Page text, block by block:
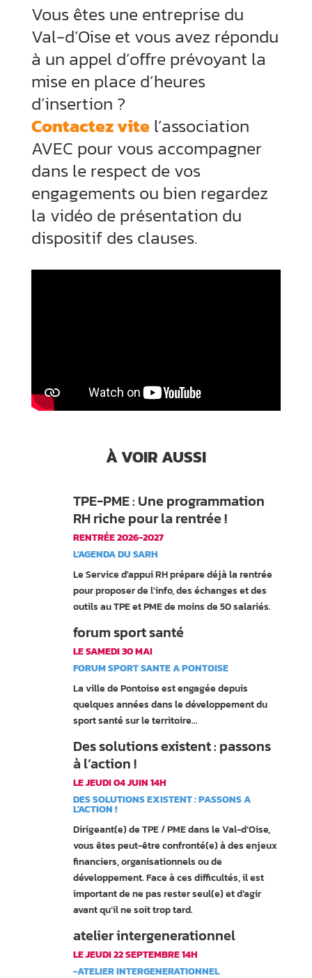
Vous êtes une entreprise du
Val-d’Oise et vous avez répondu
à un appel d’offre prévoyant la
mise en place d’heures
d’insertion ?
Contactez vitel’association
AVEC pour vous accompagner
dans le respect de vos
engagements ou bien regardez
la vidéo de présentation du
dispositif des clauses.
À VOIR AUSSI
TPE-PME : Une programmation
RH riche pour la rentrée !
RENTRÉE 2026-2027
L'AGENDA DU SARH
Le Service d'appui RH prépare déjà la rentrée
pour proposer de l'info, des échanges et des
outils au TPE et PME de moins de 50 salariés.
forum sport santé
LE SAMEDI 30 MAI
FORUM SPORT SANTE A PONTOISE
La ville de Pontoise est engagée depuis
quelques années dans le développement du
sport santé sur le territoire...
Des solutions existent : passons
à l’action !
LE JEUDI 04 JUIN 14H
DES SOLUTIONS EXISTENT : PASSONS A
L'ACTION !
Dirigeant(e) de TPE / PME dans le Val-d’Oise,
vous êtes peut-être confronté(e) à des enjeux
financiers, organisationnels ou de
développement. Face à ces difficultés, il est
important de ne pas rester seul(e) et d’agir
avant qu’il ne soit trop tard.
atelier intergenerationnel
LE JEUDI 22 SEPTEMBRE 14H
-ATELIER INTERGENERATIONNEL